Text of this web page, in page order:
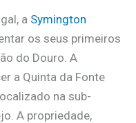
a Symington
os seus primeiros
do Douro. A
a Quinta da Fonte
na sub-
A propriedade,